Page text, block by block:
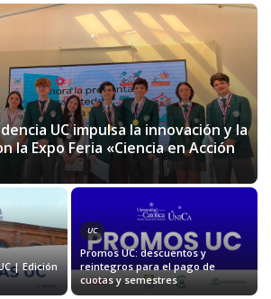
UC impulsa la innovación y la
la Expo Feria «Ciencia en Acción
| Edición
UC
Promos UC: descuentos y
reintegros para el pago de
cuotas y semestres